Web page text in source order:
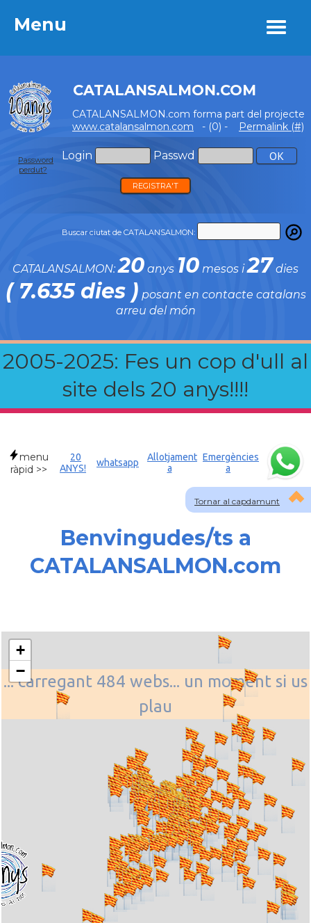
Menu
CATALANSALMON.COM
CATALANSALMON.com forma part del projecte
www.catalansalmon.com - (0) - Permalink (#)
Login Passwd
Password
perdut?
REGISTRA'T
Buscar ciutat de CATALANSALMON:
CATALANSALMON:20 anys 10 mesos i27 dies
( 7.635 dies ) posant en contacte catalans
arreu del món
2005-2025: Fes un cop d'ull al
site dels 20 anys!!!!
Menu
Tornar al capdamunt
menu
ràpid >>
20
ANYS!
whatsapp
Allotjament
a
Emergències
a
Benvingudes/ts a
CATALANSALMON.com
... carregant 484 webs... un moment si us
plau
+
−